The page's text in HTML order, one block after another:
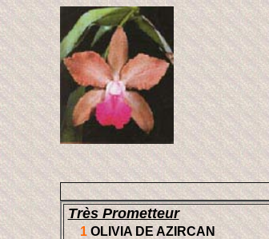
Très Prometteur
1 OLIVIA DE AZIRCAN